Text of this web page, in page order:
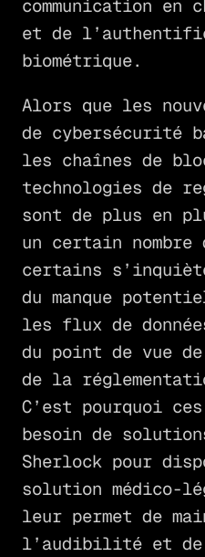
communication en
et de
biométrique.
Alors que les
de cybersécurité
les chaînes de
technologies de
sont de plus en
un certain nombre
certains
du manque
les flux de
du point de vue
de la
C’est pourquoi
besoin de
Sherlock pour
solution médico-
leur permet de
l’audibilité et